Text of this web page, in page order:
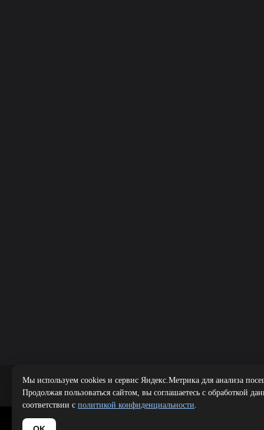
Мы используем cookies и сервис Яндекс.Метрика для анализа
Продолжая пользоваться сайтом, вы соглашаетесь с обработкой
соответствии с политикой конфиденциальности.
Публичная оферта|Политика